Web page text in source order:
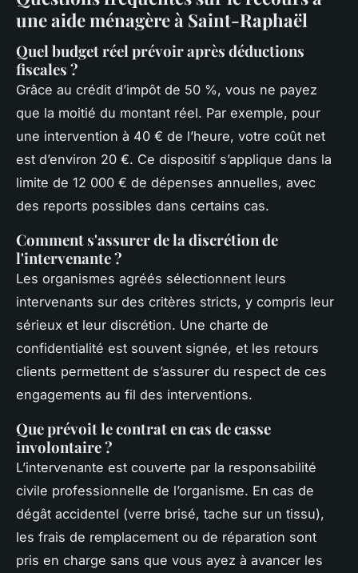
une aide ménagère à Saint-Raphaël
Quel budget réel prévoir après déductions
fiscales ?
Grâce au crédit d’impôt de 50 %, vous ne payez
que la moitié du montant réel. Par exemple, pour
une intervention à 40 € de l’heure, votre coût net
est d’environ 20 €. Ce dispositif s’applique dans la
limite de 12 000 € de dépenses annuelles, avec
des reports possibles dans certains cas.
Comment s'assurer de la discrétion de
l'intervenante ?
Les organismes agréés sélectionnent leurs
intervenants sur des critères stricts, y compris leur
sérieux et leur discrétion. Une charte de
confidentialité est souvent signée, et les retours
clients permettent de s’assurer du respect de ces
engagements au fil des interventions.
Que prévoit le contrat en cas de casse
involontaire ?
L’intervenante est couverte par la responsabilité
civile professionnelle de l’organisme. En cas de
dégât accidentel (verre brisé, tache sur un tissu),
les frais de remplacement ou de réparation sont
pris en charge sans que vous ayez à avancer les